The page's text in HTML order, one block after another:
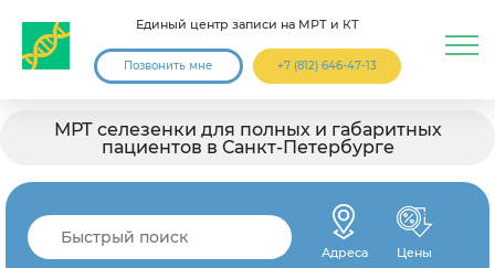
Единый центр записи на МРТ и КТ
Позвонить мне +7 (812) 646-47-13
МРТ селезенки для полных и габаритных
пациентов в Санкт-Петербурге
Адреса Цены